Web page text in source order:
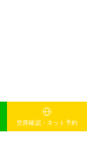
空席確認・ネット予約